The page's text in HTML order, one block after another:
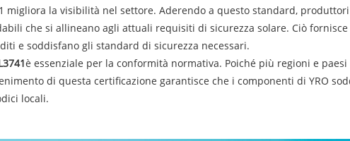
migliora la visibilità nel settore. Aderendo a questo standard,
che si allineano agli attuali requisiti di sicurezza solare. Ciò
e soddisfano gli standard di sicurezza necessari.
è essenziale per la conformità normativa. Poiché più regioni e
di questa certificazione garantisce che i componenti di YRO
locali.